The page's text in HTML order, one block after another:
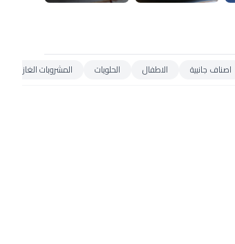
اصناف جانبية الاطفال الحلويات المشروبات الغازية